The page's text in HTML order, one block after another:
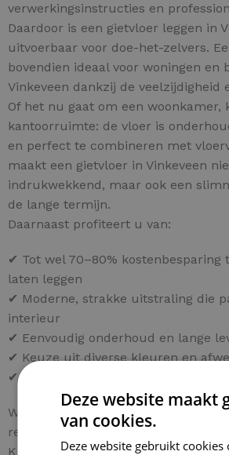
verwerkingsinstructies en
Daardoor is een gietvloer leggen in
uitvoerbaar voor doe-het-zelvers.
bovendien ideaal voor woningen en
Vinkeveen dankzij de veelzijdigheid
Of het nu gaat om een woonkamer,
kantoorruimte: de vloer is
en perfect te combineren met
maakt een gietvloer in Vinkeveen
indrukwekkend, maar ook een
de lange termijn.
Daarnaast profiteert u van:
✔ Tot wel 70–80% kostenbesparing
laten leggen
✔ Moderne, strakke uitstraling die
interieur
✔ Eenvoudig onderhoud en lange
✔ Keuze uit diverse kleuren en
✔ Persoonlijk advies voor uw
Wilt u ook een hoogwaardige
realiseren tegen een fractie van de
Kies dan voor een compleet doe-
Deze website maakt
van cookies.
Deze website gebruikt cookies